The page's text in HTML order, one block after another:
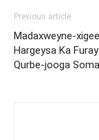
Previous article
Madaxweyne-
Hargeysa Ka
Qurbe-jooga